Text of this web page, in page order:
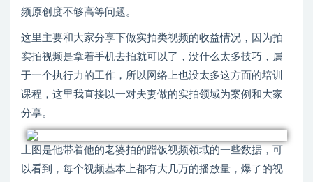
频原创度不够高等问题。
这里主要和大家分享下做实拍类视频的收益情况，因为拍
实拍视频是拿着手机去拍就可以了，没什么太多技巧，属
于一个执行力的工作，所以网络上也没太多这方面的培训
课程，这里我直接以一对夫妻做的实拍领域为案例和大家
分享。
上图是他带着他的老婆拍的蹭饭视频领域的一些数据，可
以看到，每个视频基本上都有大几万的播放量，爆了的视